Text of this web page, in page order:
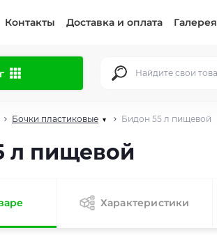
Контакты Доставка и оплата Галерея
Бочки пластиковые ▾ Бидон 55 л пищевой
л пищевой
Характеристики